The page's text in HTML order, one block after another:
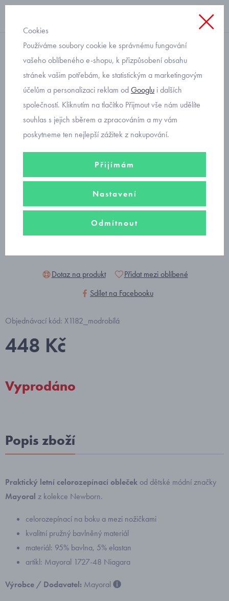
letní
letní overal s autíčkem pro
batolata Mayoral 1727-48
Dotaz na produkt
Přidat mezi oblíbené
Sdílet na Facebooku
Objednávací kód: X1182_modrobílá
448 Kč
Vyprodáno
Popis zboží
Praktický letní celorozepínací obleček od dětské módní značky
Mayoral z kolekce Newborn.
celorozepínací na boku a mezi nožičkami
kvalitní pružný bavlněný materiál
materiál: 95% bavlna, 5% elastan
artikl: Mayoral 1727-48 Niagara
Výrobce / Dodavatel: Mayoral
Cookies
Používáme soubory cookie ke správnému fungování
vašeho oblíbeného e-shopu, k přizpůsobení obsahu
stránek vašim potřebám, ke statistickým a marketingovým
účelům a personalizaci reklam odGooglu i dalších
společností. Kliknutím na tlačítko Přijmout vše nám udělíte
souhlas s jejich sběrem a zpracováním a my vám
poskytneme ten nejlepší zážitek z nakupování.
Přijímám
Nastavení
Odmítnout